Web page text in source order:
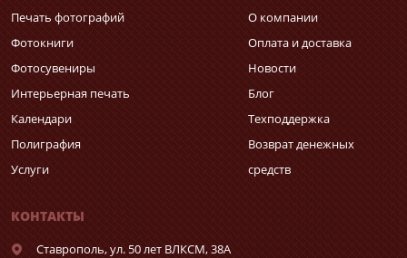
Печать фотографий
Фотокниги
Фотосувениры
Интерьерная печать
Календари
Полиграфия
Услуги
О компании
Оплата и доставка
Новости
Блог
Техподдержка
Возврат денежных
средств
КОНТАКТЫ
Ставрополь,ул. 50 лет ВЛКСМ, 38А